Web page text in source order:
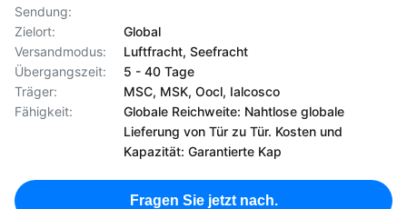
Sendung:
Zielort:
Global
Versandmodus:
Luftfracht, Seefracht
Übergangszeit:
5 - 40 Tage
Träger:
MSC, MSK, Oocl, Ialcosco
Fähigkeit:
Globale Reichweite: Nahtlose globale
Lieferung von Tür zu Tür. Kosten und
Kapazität: Garantierte Kap
Fragen Sie jetzt nach.